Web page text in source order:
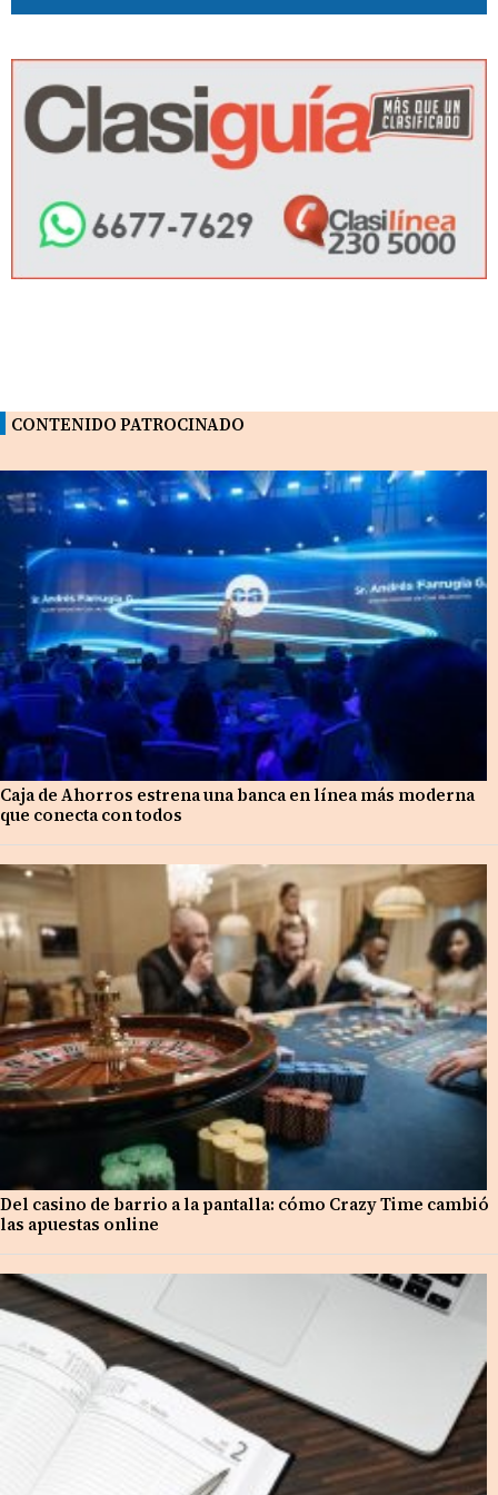
CONTENIDO PATROCINADO
Caja de Ahorros estrena una banca en línea más moderna
que conecta con todos
Del casino de barrio a la pantalla: cómo Crazy Time cambió
las apuestas online